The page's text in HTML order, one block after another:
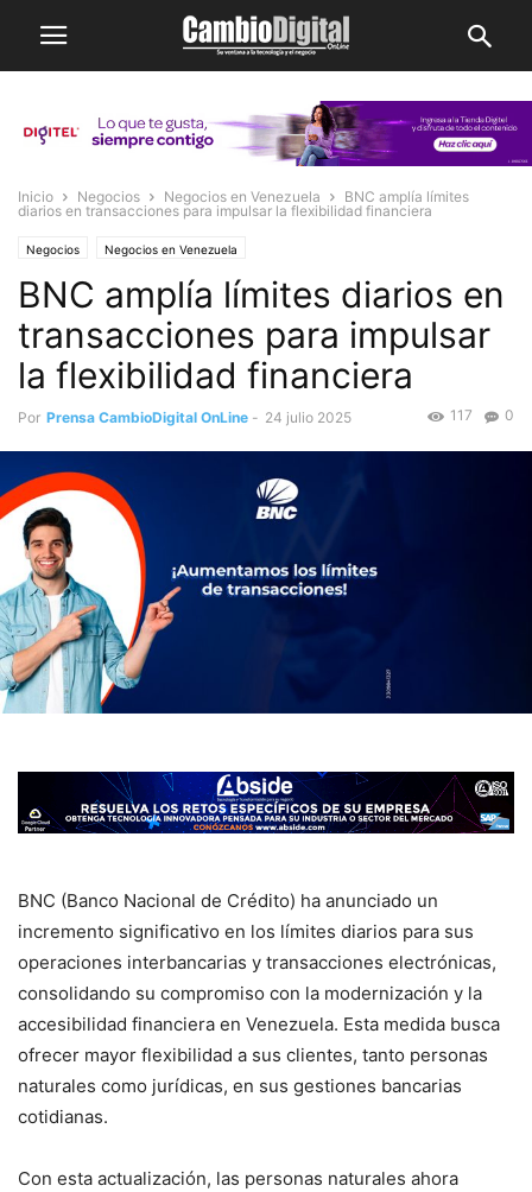
Inicio Negocios Negocios en Venezuela
BNC amplía límites
diarios en transacciones para impulsar la flexibilidad financiera
Negocios Negocios en Venezuela
BNC amplía límites diarios en
transacciones para impulsar
la flexibilidad financiera
Por Prensa CambioDigital OnLine - 24 julio 2025 0
117
BNC (Banco Nacional de Crédito) ha anunciado un
incremento significativo en los límites diarios para sus
operaciones interbancarias y transacciones electrónicas,
consolidando su compromiso con la modernización y la
accesibilidad financiera en Venezuela. Esta medida busca
ofrecer mayor flexibilidad a sus clientes, tanto personas
naturales como jurídicas, en sus gestiones bancarias
cotidianas.
Con esta actualización, las personas naturales ahora